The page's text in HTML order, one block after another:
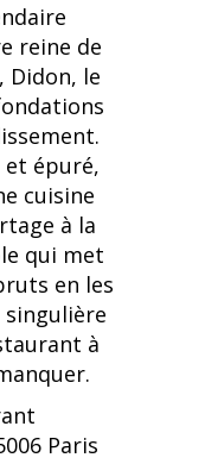
reine de
Didon, le
et épuré,
cuisine
à la
qui met
en les
à
Paris